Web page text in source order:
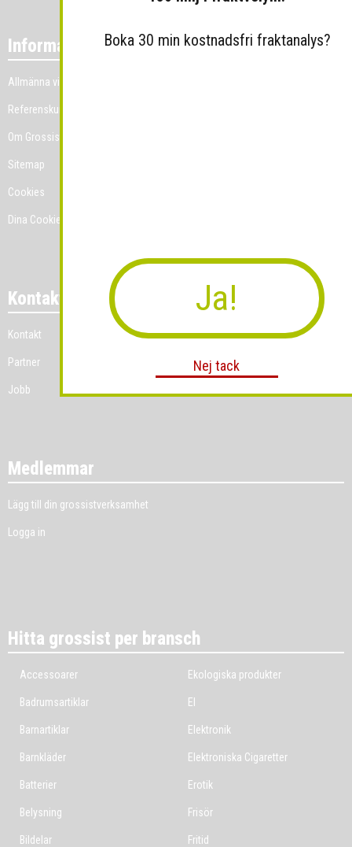
Information
Allmänna villkor
Referenskunder
Om Grossist.se
Sitemap
Cookies
Dina Cookie-prefenser
Kontakt
Kontakt
Partner
Jobb
Medlemmar
Lägg till din grossistverksamhet
Logga in
Hitta grossist per bransch
Accessoarer
Badrumsartiklar
Barnartiklar
Barnkläder
Batterier
Belysning
Bildelar
Ekologiska produkter
El
Elektronik
Elektroniska Cigaretter
Erotik
Frisör
Fritid
Boka 30 min kostnadsfri fraktanalys?
Ja!
Nej tack